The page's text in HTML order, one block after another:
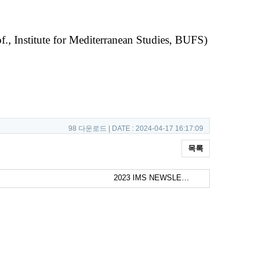
Institute for Mediterranean Studies, BUFS)
98 다운로드 | DATE : 2024-04-17 16:17:09
목록
2023 IMS NEWSLE…